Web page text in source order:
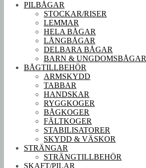
PILBÅGAR
STOCKAR/RISER
LEMMAR
HELA BÅGAR
LÅNGBÅGAR
DELBARA BÅGAR
BARN & UNGDOMSBÅGAR
BÅGTILLBEHÖR
ARMSKYDD
TABBAR
HANDSKAR
RYGGKOGER
BÅGKOGER
FÄLTKOGER
STABILISATORER
SKYDD & VÄSKOR
STRÄNGAR
STRÄNGTILLBEHÖR
SKAFT/PILAR